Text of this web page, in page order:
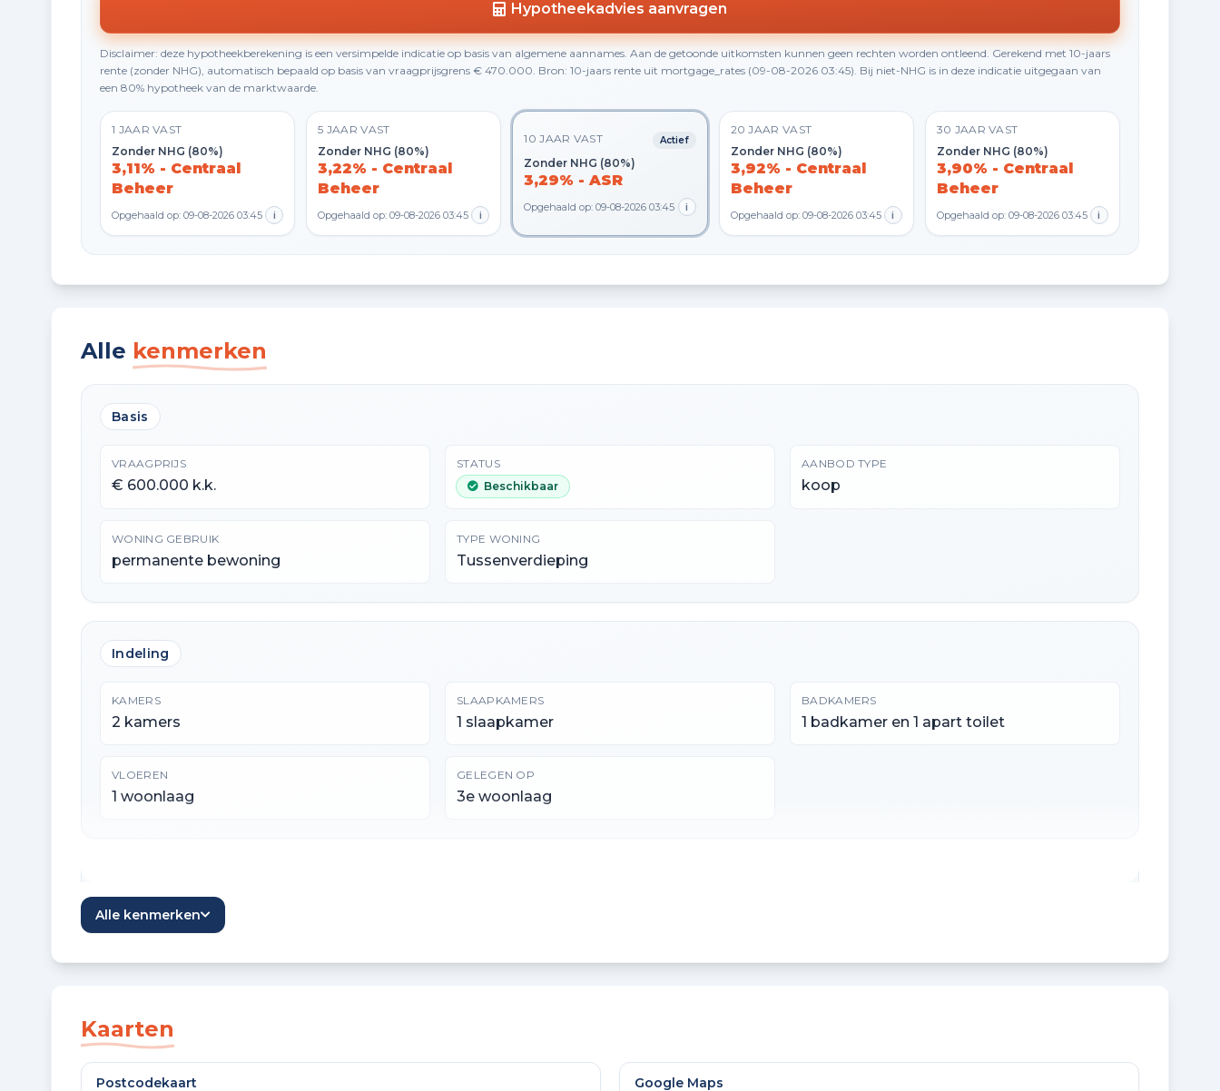
Hypotheekadvies aanvragen
Disclaimer: deze hypotheekberekening is een versimpelde indicatie op basis van algemene aannames. Aan de getoonde uitkomsten kunnen geen rechten worden ontleend. Gerekend met 10-jaars
rente (zonder NHG), automatisch bepaald op basis van vraagprijsgrens € 470.000. Bron: 10-jaars rente uit mortgage_rates (09-08-2026 03:45). Bij niet-NHG is in deze indicatie uitgegaan van
een 80% hypotheek van de marktwaarde.
1 JAAR VAST
Zonder NHG (80%)
3,11% - Centraal
Beheer
Opgehaald op: 09-08-2026 03:45 i
5 JAAR VAST
Zonder NHG (80%)
3,22% - Centraal
Beheer
Opgehaald op: 09-08-2026 03:45 i
10 JAAR VAST Actief
Zonder NHG (80%)
3,29% - ASR
Opgehaald op: 09-08-2026 03:45 i
20 JAAR VAST
Zonder NHG (80%)
3,92% - Centraal
Beheer
Opgehaald op: 09-08-2026 03:45 i
30 JAAR VAST
Zonder NHG (80%)
3,90% - Centraal
Beheer
Opgehaald op: 09-08-2026 03:45 i
Alle kenmerken
Basis
VRAAGPRIJS
€ 600.000 k.k.
STATUS
Beschikbaar
AANBOD TYPE
koop
WONING GEBRUIK
permanente bewoning
TYPE WONING
Tussenverdieping
Indeling
KAMERS
2 kamers
SLAAPKAMERS
1 slaapkamer
BADKAMERS
1 badkamer en 1 apart toilet
VLOEREN
1 woonlaag
GELEGEN OP
3e woonlaag
WOONOPPERVLAKTE
Bouw en energie
Alle kenmerken
Kaarten
Postcodekaart Google Maps